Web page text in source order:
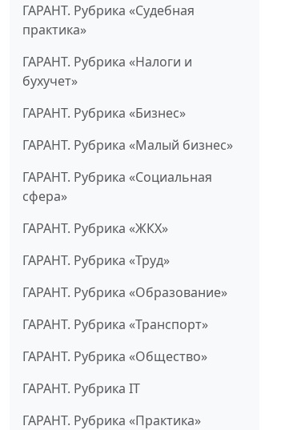
ГАРАНТ. Рубрика «Судебная
практика»
ГАРАНТ. Рубрика «Налоги и
бухучет»
ГАРАНТ. Рубрика «Бизнес»
ГАРАНТ. Рубрика «Малый бизнес»
ГАРАНТ. Рубрика «Социальная
сфера»
ГАРАНТ. Рубрика «ЖКХ»
ГАРАНТ. Рубрика «Труд»
ГАРАНТ. Рубрика «Образование»
ГАРАНТ. Рубрика «Транспорт»
ГАРАНТ. Рубрика «Общество»
ГАРАНТ. Рубрика IT
ГАРАНТ. Рубрика «Практика»